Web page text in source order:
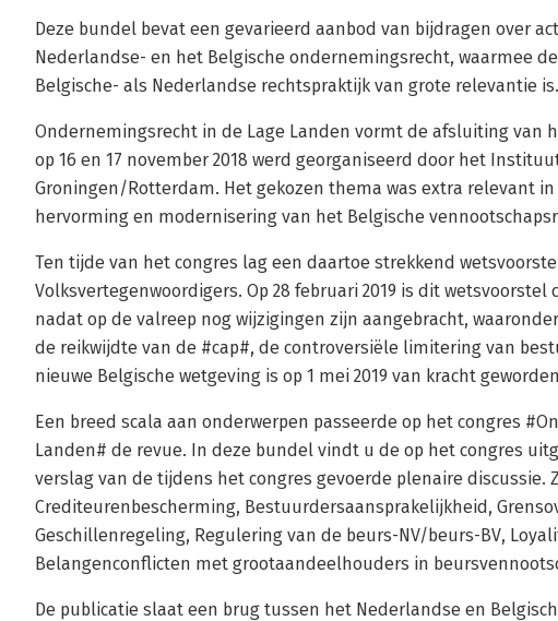
Deze bundel bevat een gevarieerd aanbod van bijdragen over
Nederlandse- en het Belgische ondernemingsrecht, waarmee
Belgische- als Nederlandse rechtspraktijk van grote relevantie is.
Ondernemingsrecht in de Lage Landen vormt de afsluiting van
op 16 en 17 november 2018 werd georganiseerd door het
Groningen/Rotterdam. Het gekozen thema was extra relevant
hervorming en modernisering van het Belgische
Ten tijde van het congres lag een daartoe strekkend
Volksvertegenwoordigers. Op 28 februari 2019 is dit wetsvoorstel
nadat op de valreep nog wijzigingen zijn aangebracht,
de reikwijdte van de #cap#, de controversiële limitering van
nieuwe Belgische wetgeving is op 1 mei 2019 van kracht
Een breed scala aan onderwerpen passeerde op het congres
Landen# de revue. In deze bundel vindt u de op het congres
verslag van de tijdens het congres gevoerde plenaire discussie.
Crediteurenbescherming, Bestuurdersaansprakelijkheid,
Geschillenregeling, Regulering van de beurs-NV/beurs-BV,
Belangenconflicten met grootaandeelhouders in
De publicatie slaat een brug tussen het Nederlandse en